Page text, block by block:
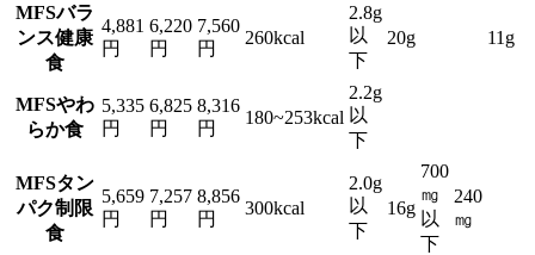
MFSバラ
ンス健康
食
4,881
円
6,220
円
7,560
円
260kcal
2.8g
以
下
20g 11g
MFSやわ
らか食
5,335
円
6,825
円
8,316
円
180~253kcal
2.2g
以
下
MFSタン
パク制限
食
5,659
円
7,257
円
8,856
円
300kcal
2.0g
以
下
16g
700
㎎
以
下
240
㎎